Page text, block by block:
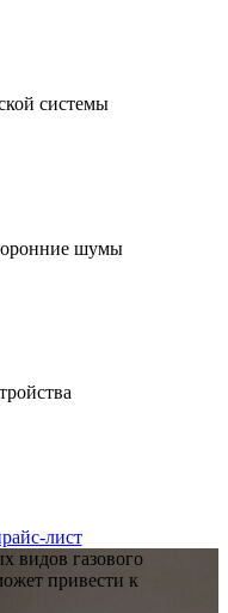
системы
шумы
лист
видов газового
привести к